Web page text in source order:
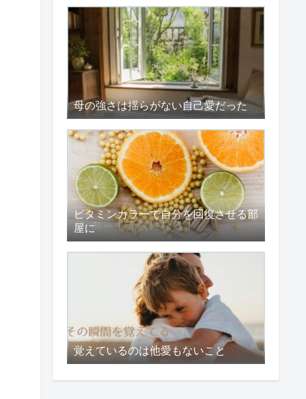
母の強さは揺らがない自己愛だった
ビタミンカラーで自分を回復させる部
屋に
覚えているのは他愛もないこと